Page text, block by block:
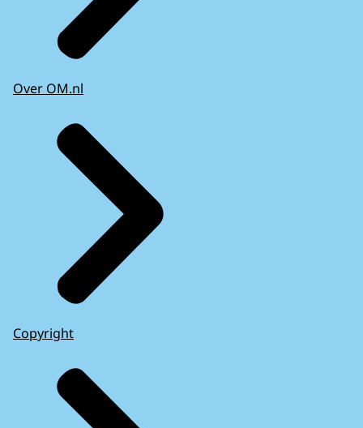
Over OM.nl
Copyright